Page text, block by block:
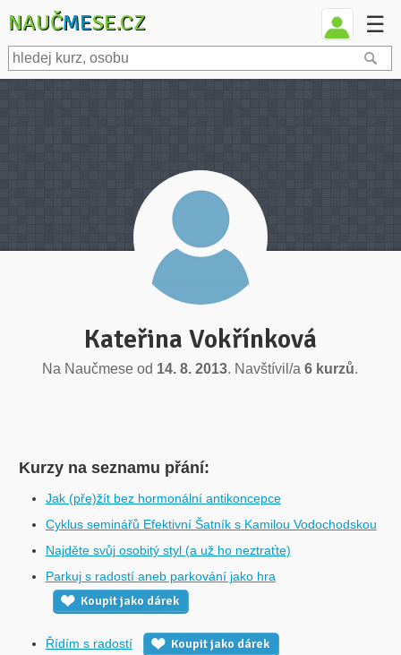
NAUČMESE.CZ ☰
Kateřina Vokřínková
Na Naučmese od 14. 8. 2013. Navštívil/a6 kurzů.
Kurzy na seznamu přání:
Jak (pře)žít bez hormonální antikoncepce
Cyklus seminářů Efektivní Šatník s Kamilou Vodochodskou
Najděte svůj osobitý styl (a už ho neztraťte)
Parkuj s radostí aneb parkování jako hra
Koupit jako dárek
Řídím s radostí Koupit jako dárek